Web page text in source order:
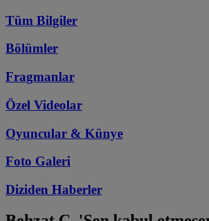
Tüm Bilgiler
Bölümler
Fragmanlar
Özel Videolar
Oyuncular & Künye
Foto Galeri
Diziden Haberler